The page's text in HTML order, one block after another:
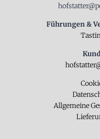
Führungen &
Allgemeine